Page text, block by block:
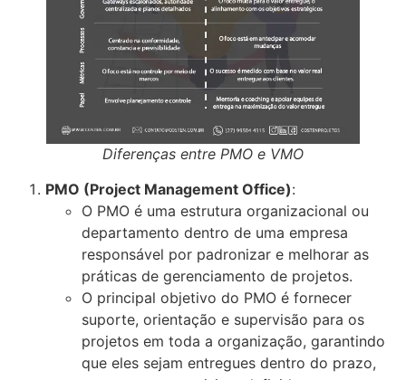
Diferenças entre PMO e VMO
PMO (Project Management Office):
O PMO é uma estrutura organizacional ou
departamento dentro de uma empresa
responsável por padronizar e melhorar as
práticas de gerenciamento de projetos.
O principal objetivo do PMO é fornecer
suporte, orientação e supervisão para os
projetos em toda a organização, garantindo
que eles sejam entregues dentro do prazo,